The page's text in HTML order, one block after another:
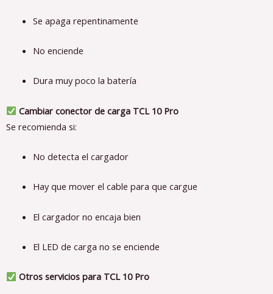
Se apaga repentinamente
No enciende
Dura muy poco la batería
Cambiar conector de carga TCL 10 Pro
Se recomienda si:
No detecta el cargador
Hay que mover el cable para que cargue
El cargador no encaja bien
El LED de carga no se enciende
Otros servicios para TCL 10 Pro